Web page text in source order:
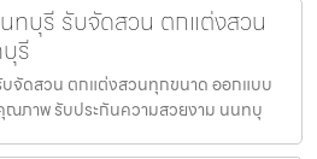
ทบุรี รับจัดสวน ตกแต่งสวน
รี
จัดสวน ตกแต่งสวนทุกขนาด ออกแบบ
ณภาพ รับประกันความสวยงาม นนทบุ